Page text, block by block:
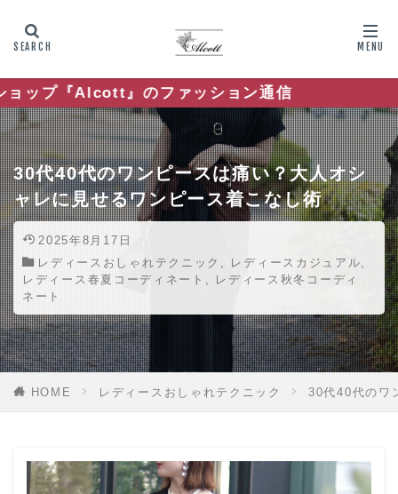
ァッション通信
30代40代のワンピースは痛い？大人オシ
ャレに見せるワンピース着こなし術
2025年8月17日
レディースおしゃれテクニック , レディースカジュアル,
レディース春夏コーディネート ,
レディース秋冬コーディ
ネート
HOME レディースおしゃれテクニック 30代40代のワ